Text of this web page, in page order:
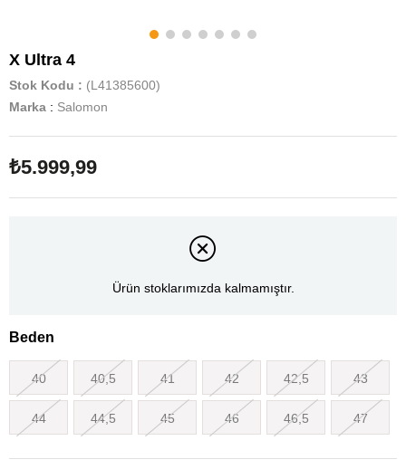
X Ultra 4
Stok Kodu
(L41385600)
Marka : Salomon
₺5.999,99
Ürün stoklarımızda kalmamıştır.
Beden
40 40,5 41 42 42,5 43
44 44,5 45 46 46,5 47